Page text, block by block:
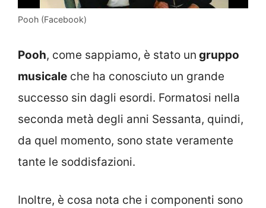
Pooh (Facebook)
Pooh, come sappiamo, è stato un gruppo
musicale che ha conosciuto un grande
successo sin dagli esordi. Formatosi nella
seconda metà degli anni Sessanta, quindi,
da quel momento, sono state veramente
tante le soddisfazioni.
Inoltre, è cosa nota che i componenti sono